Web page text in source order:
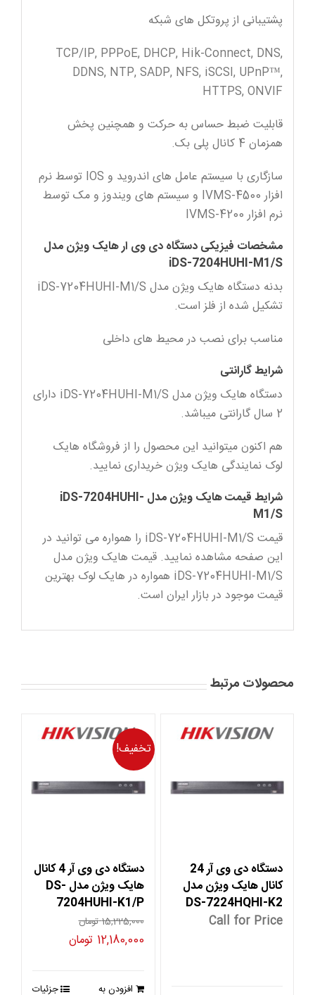
پشتیبانی از پروتکل های شبکه
TCP/IP, PPPoE, DHCP, Hik-Connect, DNS,
DDNS, NTP, SADP, NFS, iSCSI, UPnP™,
HTTPS, ONVIF
قابلیت ضبط حساس به حرکت و همچنین پخش
همزمان 4 کانال پلی بک.
سازگاری با سیستم عامل های اندروید و IOS توسط نرم
افزار IVMS-4500 و سیستم های ویندوز و مک توسط
نرم افزار IVMS-4200
مشخصات فیزیکی دستگاه دی وی ار هایک ویژن مدل
iDS-7204HUHI-M1/S
بدنه دستگاه هایک ویژن مدل iDS-7204HUHI-M1/S
تشکیل شده از فلز است.
مناسب برای نصب در محیط های داخلی
شرایط گارانتی
دستگاه هایک ویژن مدل iDS-7204HUHI-M1/S دارای
2 سال گارانتی میباشد.
هم اکنون میتوانید این محصول را از فروشگاه هایک
لوک نمایندگی هایک ویژن خریداری نمایید.
شرایط قیمت هایک ویژن مدل iDS-7204HUHI-
M1/S
قیمت iDS-7204HUHI-M1/S را همواره می توانید در
این صفحه مشاهده نمایید. قیمت هایک ویژن مدل
iDS-7204HUHI-M1/S همواره در هایک لوک بهترین
قیمت موجود در بازار ایران است.
محصولات مرتبط
دستگاه دی وی آر 24
کانال هایک ویژن مدل
DS-7224HQHI-K2
Call for Price
تخفیف!
دستگاه دی وی آر 4 کانال
هایک ویژن مدل DS-
7204HUHI-K1/P
15,225,000تومان
قیمت
12,180,000 تومانقیمت
افزودن به
جزئیات